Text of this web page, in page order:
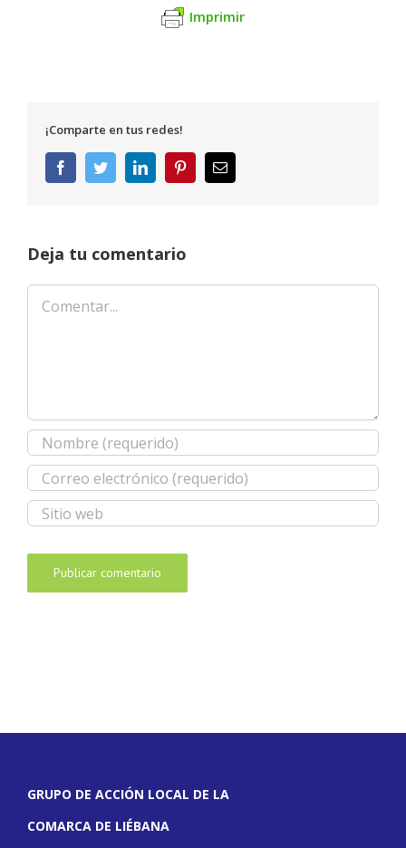
Imprimir
¡Comparte en tus redes!
FacebookTwitterLinkedInPinterestCorreo
electrónico
Deja tu comentario
Comentar
GRUPO DE ACCIÓN LOCAL DE LA
COMARCA DE LIÉBANA